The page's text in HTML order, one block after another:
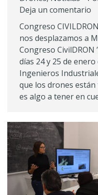
Deja un comentario
Congreso
nos desplazamos a
Congreso CivilDRON
días 24 y 25 de
Ingenieros
que los drones
es algo a tener en